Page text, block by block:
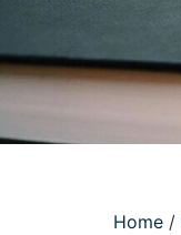
Home /